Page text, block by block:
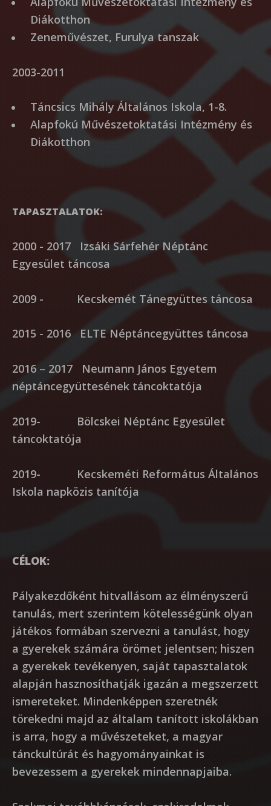
Diákotthon
Zeneművészet, Furulya tanszak
2003-2011
Táncsics Mihály Általános Iskola, 1-8.
Alapfokú Művészetoktatási Intézmény és
Diákotthon
TAPASZTALATOK:
2000 - 2017 Izsáki Sárfehér Néptánc
Egyesület táncosa
2009 - Kecskemét Tánegyüttes táncosa
2015 - 2016 ELTE Néptáncegyüttes táncosa
2016 – 2017 Neumann János Egyetem
néptáncegyüttesének táncoktatója
2019- Bölcskei Néptánc Egyesület
táncoktatója
2019- Kecskeméti Református Általános
Iskola napközis tanítója
CÉLOK:
Pályakezdőként hitvallásom az élményszerű
tanulás, mert szerintem kötelességünk olyan
játékos formában szervezni a tanulást, hogy
a gyerekek számára örömet jelentsen; hiszen
a gyerekek tevékenyen, saját tapasztalatok
alapján hasznosíthatják igazán a megszerzett
ismereteket. Mindenképpen szeretnék
törekedni majd az általam tanított iskolákban
is arra, hogy a művészeteket, a magyar
tánckultúrát és hagyományainkat is
bevezessem a gyerekek mindennapjaiba.